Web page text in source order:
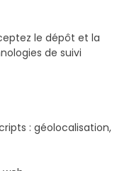
le dépôt et la
de suivi
: géolocalisation,